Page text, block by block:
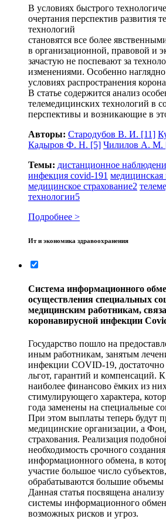
В условиях быстрого
очертания перспектив развития
технологий
становятся все более
в организационной, правовой и
зачастую не поспевают за
изменениями. Особенно наглядно
условиях распространения
В статье содержится анализ
телемедицинских технологий в
перспективы и возникающие в
Авторы: Стародубов В. И. [11]
Кадыров Ф. Н. [5] Чилилов А. М.
Темы: дистанционное
инфекция covid‑191
медицинское страхование2
технологии5
Подробнее >
Ит и экономика здравоохранения
Система информационного
осуществления специальных
медицинским работникам,
коронавирусной инфекции
Государство пошло на
иным работникам, занятым
инфекции COVID‑19,
льгот, гарантий и компенсаций.
наиболее финансово ёмких из
стимулирующего характера,
года заменены на специальные
При этом выплаты теперь будут
медицинские организации, а
страхования. Реализация
необходимость срочного
информационного обмена, в
участие большое число
обрабатываются большие
Данная статья посвящена
системы информационного
возможных рисков и угроз.